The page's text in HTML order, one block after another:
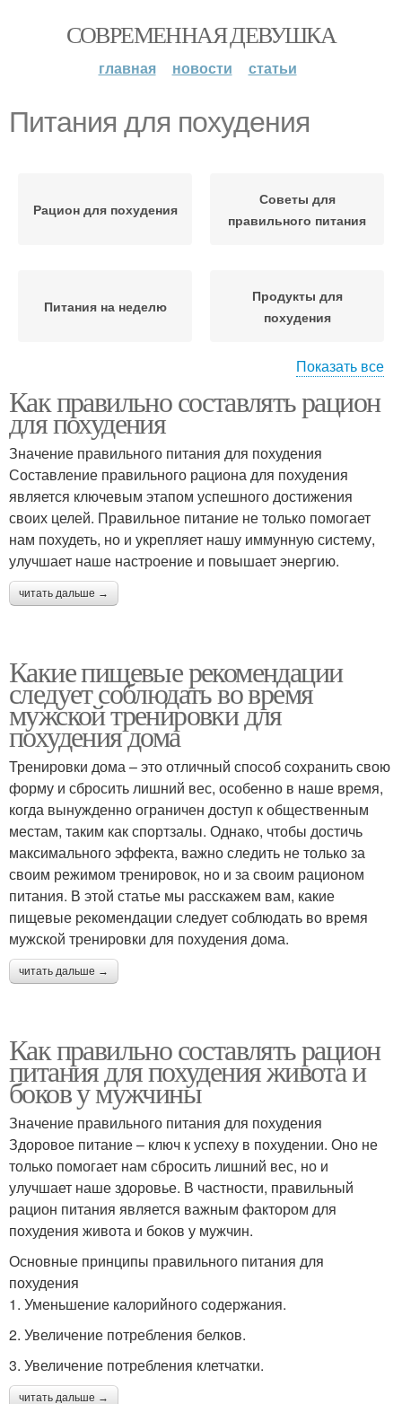
СОВРЕМЕННАЯ ДЕВУШКА
главная новости статьи
Питания для похудения
Рацион для похудения
Советы для
правильного питания
Питания на неделю
Продукты для
похудения
Питания для набора
Показать все
Как правильно составлять рацион
для похудения
Значение правильного питания для похудения
Составление правильного рациона для похудения
является ключевым этапом успешного достижения
своих целей. Правильное питание не только помогает
нам похудеть, но и укрепляет нашу иммунную систему,
улучшает наше настроение и повышает энергию.
читать дальше →
Какие пищевые рекомендации
следует соблюдать во время
мужской тренировки для
похудения дома
Тренировки дома – это отличный способ сохранить свою
форму и сбросить лишний вес, особенно в наше время,
когда вынужденно ограничен доступ к общественным
местам, таким как спортзалы. Однако, чтобы достичь
максимального эффекта, важно следить не только за
своим режимом тренировок, но и за своим рационом
питания. В этой статье мы расскажем вам, какие
пищевые рекомендации следует соблюдать во время
мужской тренировки для похудения дома.
читать дальше →
Как правильно составлять рацион
питания для похудения живота и
боков у мужчины
Значение правильного питания для похудения
Здоровое питание – ключ к успеху в похудении. Оно не
только помогает нам сбросить лишний вес, но и
улучшает наше здоровье. В частности, правильный
рацион питания является важным фактором для
похудения живота и боков у мужчин.
Основные принципы правильного питания для
похудения
1. Уменьшение калорийного содержания.
2. Увеличение потребления белков.
3. Увеличение потребления клетчатки.
читать дальше →